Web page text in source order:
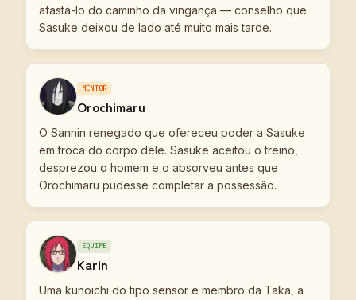
afastá-lo do caminho da vingança — conselho que
Sasuke deixou de lado até muito mais tarde.
MENTOR
Orochimaru
O Sannin renegado que ofereceu poder a Sasuke
em troca do corpo dele. Sasuke aceitou o treino,
desprezou o homem e o absorveu antes que
Orochimaru pudesse completar a possessão.
EQUIPE
Karin
Uma kunoichi do tipo sensor e membro da Taka, a